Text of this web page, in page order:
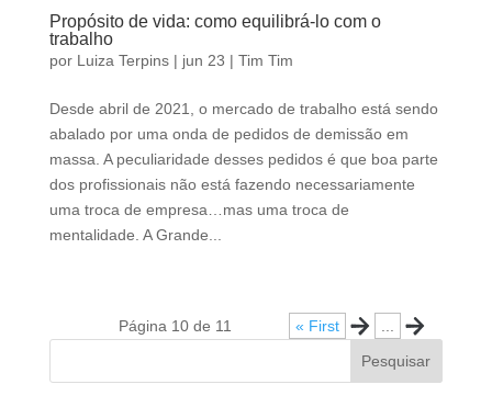
Propósito de vida: como equilibrá-lo com o
trabalho
por Luiza Terpins| jun 23 | Tim Tim
Desde abril de 2021, o mercado de trabalho está sendo
abalado por uma onda de pedidos de demissão em
massa. A peculiaridade desses pedidos é que boa parte
dos profissionais não está fazendo necessariamente
uma troca de empresa…mas uma troca de
mentalidade. A Grande...
Página 10 de 11 « First « ...
»
Pesquisar